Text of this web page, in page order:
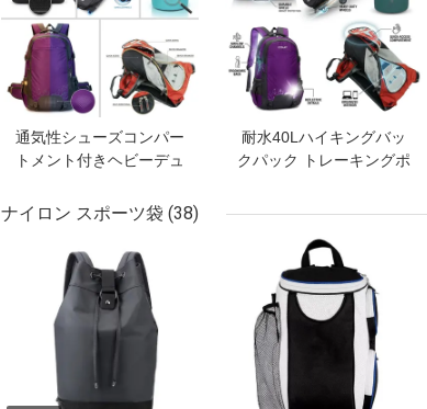
通気性シューズコンパー
トメント付きヘビーデュ
ルジムダッフルバッグ 大
容量 旅行 スポーツ用品
耐水40Lハイキングバッ
クパック トレーキングポ
ナイロン スポーツ袋 (38)
ベストプライス ベストプライス